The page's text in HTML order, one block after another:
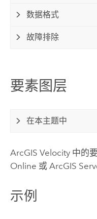
数据格式
故障排除
要素图层
在本主题中
ArcGIS Velocity中的
Online 或 ArcGIS
示例